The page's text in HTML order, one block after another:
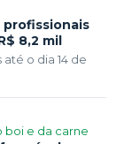
profissionais
8,2 mil
o dia 14 de
boi e da carne